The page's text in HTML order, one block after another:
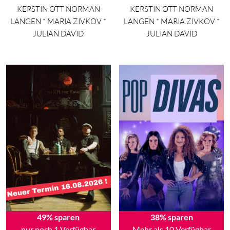
KERSTIN OTT NORMAN
LANGEN * MARIA ZIVKOV *
JULIAN DAVID
KERSTIN OTT NORMAN
LANGEN * MARIA ZIVKOV *
JULIAN DAVID
49% sparen
38% sparen